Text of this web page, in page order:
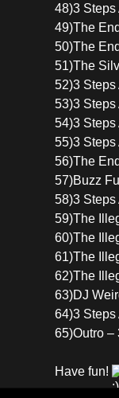
48)3 Steps
49)The
50)The
51)The
52)3 Steps
53)3 Steps
54)3
55)3 Steps
56)The
57)Buzz
58)3 Steps
59)The
60)The
61)The
62)The
63)DJ
64)3 Steps
65)Outro –
Have fun!